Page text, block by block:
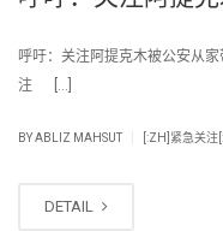
呼吁：关注阿提克木被公安
注 […]
BYABLIZ MAHSUT [:ZH]紧急关注[:]
DETAIL